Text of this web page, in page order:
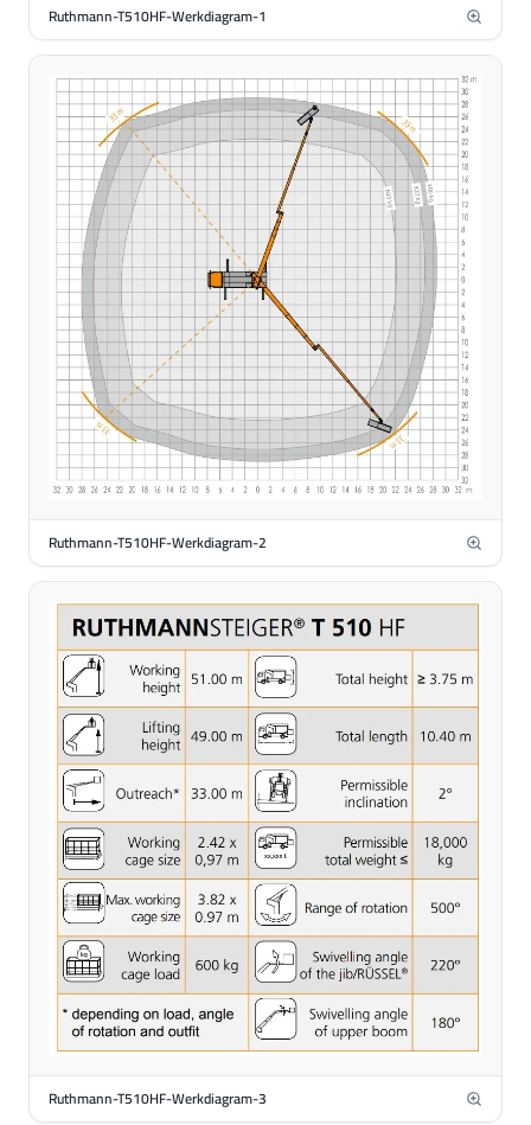
Ruthmann-T510HF-Werkdiagram-1
Ruthmann-T510HF-Werkdiagram-2
Ruthmann-T510HF-Werkdiagram-3